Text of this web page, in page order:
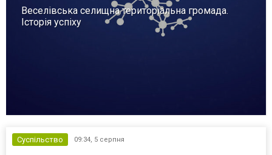
Веселівська селищна територіальна громада.
Історія успіху
Суспільство 09:34, 5 серпня